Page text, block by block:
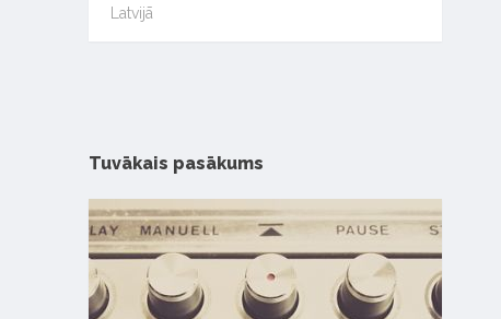
Latvijā
Tuvākais pasākums